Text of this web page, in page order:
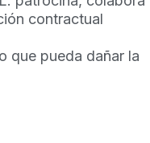
contractual
que pueda dañar la